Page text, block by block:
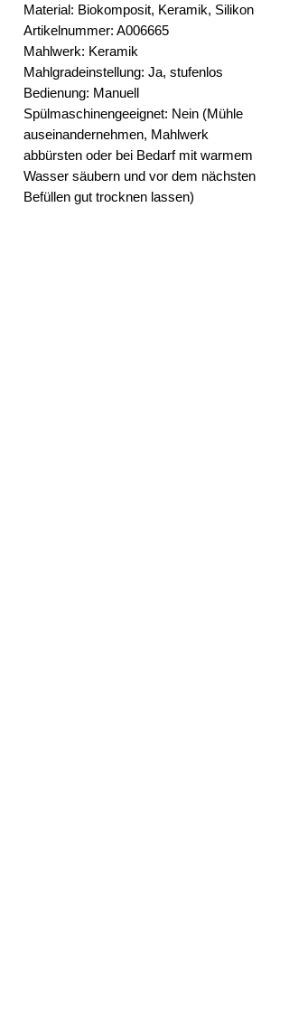
Material: Biokomposit, Keramik, Silikon
Artikelnummer: A006665
Mahlwerk: Keramik
Mahlgradeinstellung: Ja, stufenlos
Bedienung: Manuell
Spülmaschinengeeignet: Nein (Mühle
auseinandernehmen, Mahlwerk
abbürsten oder bei Bedarf mit warmem
Wasser säubern und vor dem nächsten
Befüllen gut trocknen lassen)